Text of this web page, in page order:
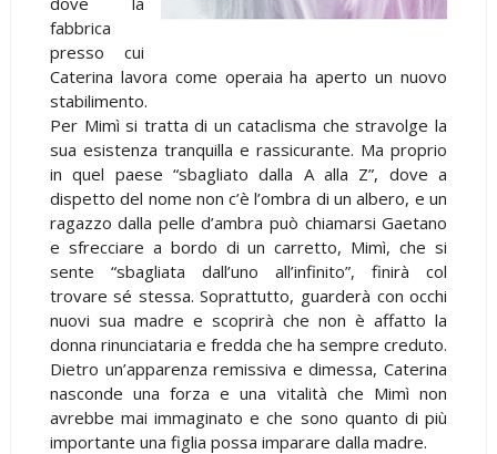
fabbrica
presso cui
Caterina lavora come operaia ha aperto un nuovo
stabilimento.
Per Mimì si tratta di un cataclisma che stravolge la
sua esistenza tranquilla e rassicurante. Ma proprio
in quel paese “sbagliato dalla A alla Z”, dove a
dispetto del nome non c’è l’ombra di un albero, e un
ragazzo dalla pelle d’ambra può chiamarsi Gaetano
e sfrecciare a bordo di un carretto, Mimì, che si
sente “sbagliata dall’uno all’infinito”, finirà col
trovare sé stessa. Soprattutto, guarderà con occhi
nuovi sua madre e scoprirà che non è affatto la
donna rinunciataria e fredda che ha sempre creduto.
Dietro un’apparenza remissiva e dimessa, Caterina
nasconde una forza e una vitalità che Mimì non
avrebbe mai immaginato e che sono quanto di più
importante una figlia possa imparare dalla madre.